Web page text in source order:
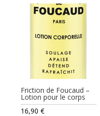
Friction de Foucaud –
Lotion pour le corps
16,90€